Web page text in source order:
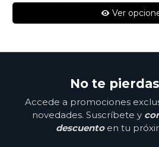
Ver
No te
Accede a promociones
novedades. Suscríbete y
descuentoen tu